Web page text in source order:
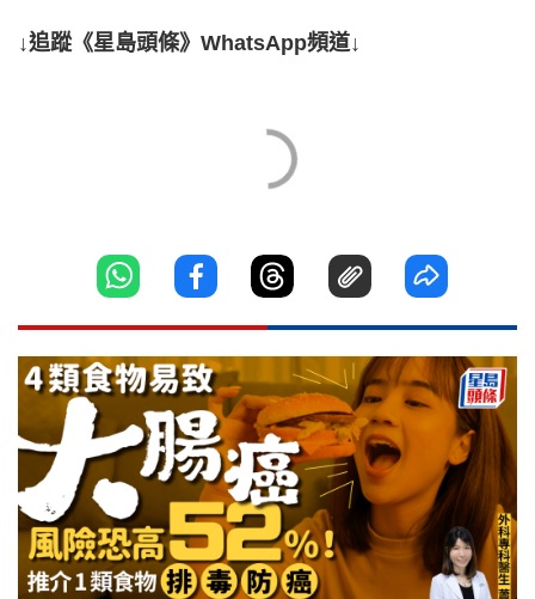
↓追蹤《星島頭條》WhatsApp頻道↓